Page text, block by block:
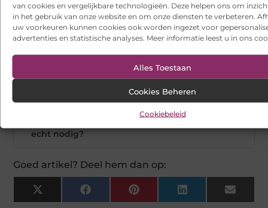
van cookies en vergelijkbare technologieën. Deze helpen ons om
in het gebruik van onze website en om onze diensten te verbeteren.
uw voorkeuren kunnen cookies ook worden ingezet voor
advertenties en statistische analyses. Meer informatie leest u in ons
Alles Toestaan
Cookies Beheren
Cookiebeleid
Wat zijn de meest voorkomende oorzaken
van verstoppingen in huizen?
▼
Kan ik verstoppingen voorkomen met
eenvoudige maatregelen?
Is preventief onderhoud van mijn leidingen
echt nodig?
Goed artikel? Deel hem dan op:
X
(Twitter)
Facebook Pinterest LinkedIn Email